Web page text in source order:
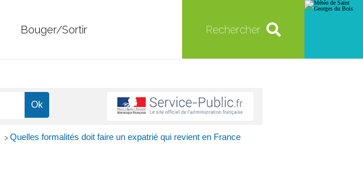
Bouger/Sortir Rechercher
> Quelles formalités doit faire un expatrié qui revient en France